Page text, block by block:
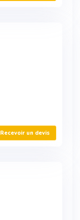
Recevoir un devis